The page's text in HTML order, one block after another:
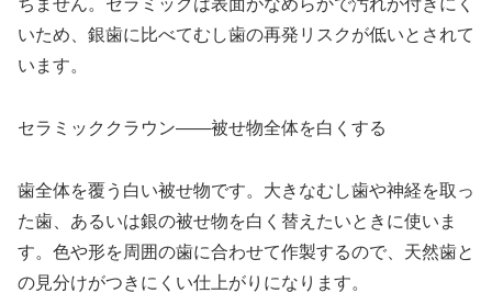
ちません。セラミックは表面がなめらかで汚れが付きにく
いため、銀歯に比べてむし歯の再発リスクが低いとされて
います。
セラミッククラウン——被せ物全体を白くする
歯全体を覆う白い被せ物です。大きなむし歯や神経を取っ
た歯、あるいは銀の被せ物を白く替えたいときに使いま
す。色や形を周囲の歯に合わせて作製するので、天然歯と
の見分けがつきにくい仕上がりになります。